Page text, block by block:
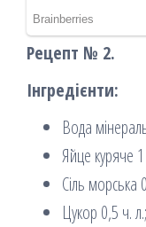
Рецепт № 2.
Інгредієнти:
Вода
Яйце куряче
Сіль морська
Цукор 0,5 ч. л.;